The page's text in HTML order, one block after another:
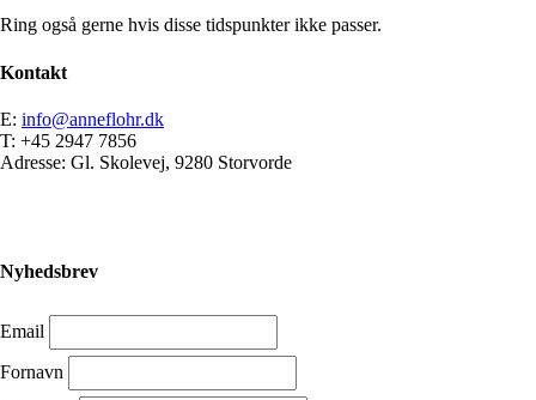
Ring også gerne hvis disse tidspunkter ikke passer.
Kontakt
E: info@anneflohr.dk
T: +45 2947 7856
Adresse: Gl. Skolevej, 9280 Storvorde
Nyhedsbrev
Email
Fornavn